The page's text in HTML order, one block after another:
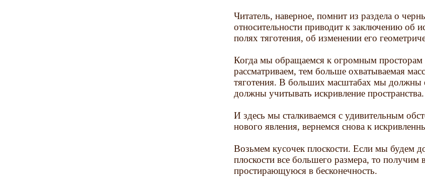
Читатель, наверное, помнит из раздела о
относительности приводит к заключению об
полях тяготения, об изменении его
Когда мы обращаемся к огромным
рассматриваем, тем больше охватываемая
тяготения. В больших масштабах мы должны
должны учитывать искривление пространства.
И здесь мы сталкиваемся с удивительным
нового явления, вернемся снова к
Возьмем кусочек плоскости. Если мы будем
плоскости все большего размера, то получим
простирающуюся в бесконечность.